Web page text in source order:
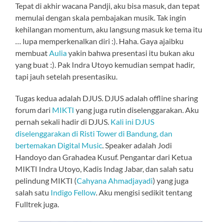
Tepat di akhir wacana Pandji, aku bisa masuk, dan tepat
memulai dengan skala pembajakan musik. Tak ingin
kehilangan momentum, aku langsung masuk ke tema itu
… lupa memperkenalkan diri :). Haha. Gaya ajaibku
membuatAuliayakin bahwa presentasi itu bukan aku
yang buat :). Pak Indra Utoyo kemudian sempat hadir,
tapi jauh setelah presentasiku.
Tugas kedua adalah DJUS. DJUS adalah offline sharing
forum dari MIKTI yang juga rutin diselenggarakan. Aku
pernah sekali hadir di DJUS. Kali ini DJUS
diselenggarakan di Risti Tower di Bandung, dan
bertemakan Digital Music. Speaker adalah Jodi
Handoyo dan Grahadea Kusuf. Pengantar dari Ketua
MIKTI Indra Utoyo, Kadis Indag Jabar, dan salah satu
pelindung MIKTI (Cahyana Ahmadjayadi) yang juga
salah satu Indigo Fellow. Aku mengisi sedikit tentang
Fulltrek juga.